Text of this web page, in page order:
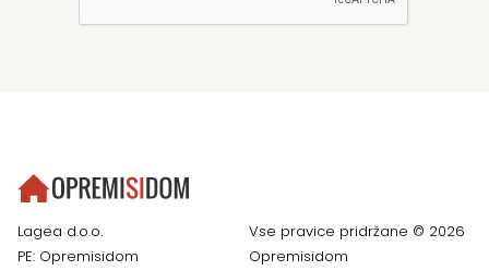
Lagea d.o.o.
PE: Opremisidom
Vse pravice pridržane © 2026
Opremisidom